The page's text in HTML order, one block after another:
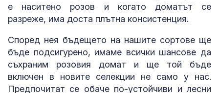
е наситено розов и когато доматът се
разреже, има доста плътна консистенция.
Според нея бъдещето на нашите сортове ще
бъде подсигурено, имаме всички шансове да
съхраним розовия домат и ще той бъде
включен в новите селекции не само у нас.
Предпочитат се обаче по-устойчиви и лесни